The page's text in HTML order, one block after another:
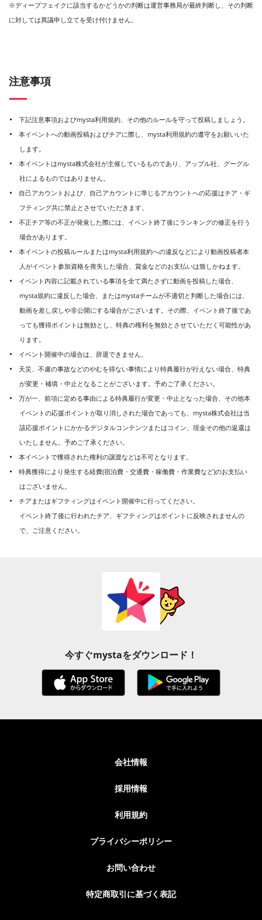
※ディープフェイクに該当するかどうかの判断は運営事務局が最終判断し、その判断
に対しては異議申し立てを受け付けません。
注意事項
下記注意事項およびmysta利用規約、その他のルールを守って投稿しましょう。
本イベントへの動画投稿およびチアに際し、mysta利用規約の遵守をお願いいた
します。
本イベントはmysta株式会社が主催しているものであり、アップル社、グーグル
社によるものではありません。
自己アカウントおよび、自己アカウントに準じるアカウントへの応援はチア・ギ
フティング共に禁止とさせていただきます。
不正チア等の不正が発覚した際には、イベント終了後にランキングの修正を行う
場合があります。
本イベントの投稿ルールまたはmysta利用規約への違反などにより動画投稿者本
人がイベント参加資格を喪失した場合、賞金などのお支払いは致しかねます。
イベント内容に記載されている事項を全て満たさずに動画を投稿した場合、
mysta規約に違反した場合、またはmystaチームが不適切と判断した場合には、
動画を差し戻しや非公開にする場合がございます。その際、イベント終了後であ
っても獲得ポイントは無効とし、特典の権利を無効とさせていただく可能性があ
ります。
イベント開催中の場合は、辞退できません。
天災、不慮の事故などのやむを得ない事情により特典履行が行えない場合、特典
が変更・補填・中止となることがございます。予めご了承ください。
万が一、前項に定める事由による特典履行が変更・中止となった場合、その他本
イベントの応援ポイントが取り消しされた場合であっても、mysta株式会社は当
該応援ポイントにかかるデジタルコンテンツまたはコイン、現金その他の返還は
いたしません。予めご了承ください。
本イベントで獲得された権利の譲渡などは不可となります。
特典獲得により発生する経費(宿泊費・交通費・稼働費・作業費など)のお支払い
はございません。
チアまたはギフティングはイベント開催中に行ってください。
イベント終了後に行われたチア、ギフティングはポイントに反映されませんの
で、ご注意ください。
今すぐmystaをダウンロード！
会社情報
採用情報
利用規約
プライバシーポリシー
お問い合わせ
特定商取引に基づく表記